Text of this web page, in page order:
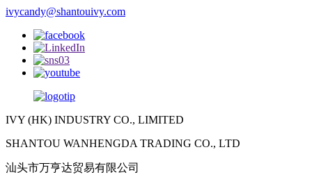
ivycandy@shantouivy.com
IVY (HK) INDUSTRY CO., LIMITED
SHANTOU WANHENGDA TRADING CO., LTD
汕头市万亨达贸易有限公司